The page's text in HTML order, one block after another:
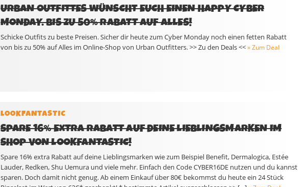
URBAN OUTFITTES WÜNSCHT EUCH EINEN HAPPY CYBER
MONDAY. BIS ZU 50% RABATT AUF ALLES!
Schicke Outfits zu beste Preisen. Sicher dir heute zum Cyber Monday noch einen fetten Rabatt
von bis zu 50% auf Alles im Online-Shop von Urban Outfitters. >> Zu den Deals << » Zum Deal
LOOKFANTASTIC
SPARE 16% EXTRA RABATT AUF DEINE LIEBLINGSMARKEN IM
SHOP VON LOOKFANTASTIC!
Spare 16% extra Rabatt auf deine Lieblingsmarken wie zum Beispiel Benefit, Dermalogica, Estée
Lauder, Redken, Shu Uemura und viele mehr. Einfach den Code CYBER16DE nutzen und du kannst
sparen. Doch damit nicht genug. Ab einem Einkauf über 80€ bekommst du heute ein 24 Stück